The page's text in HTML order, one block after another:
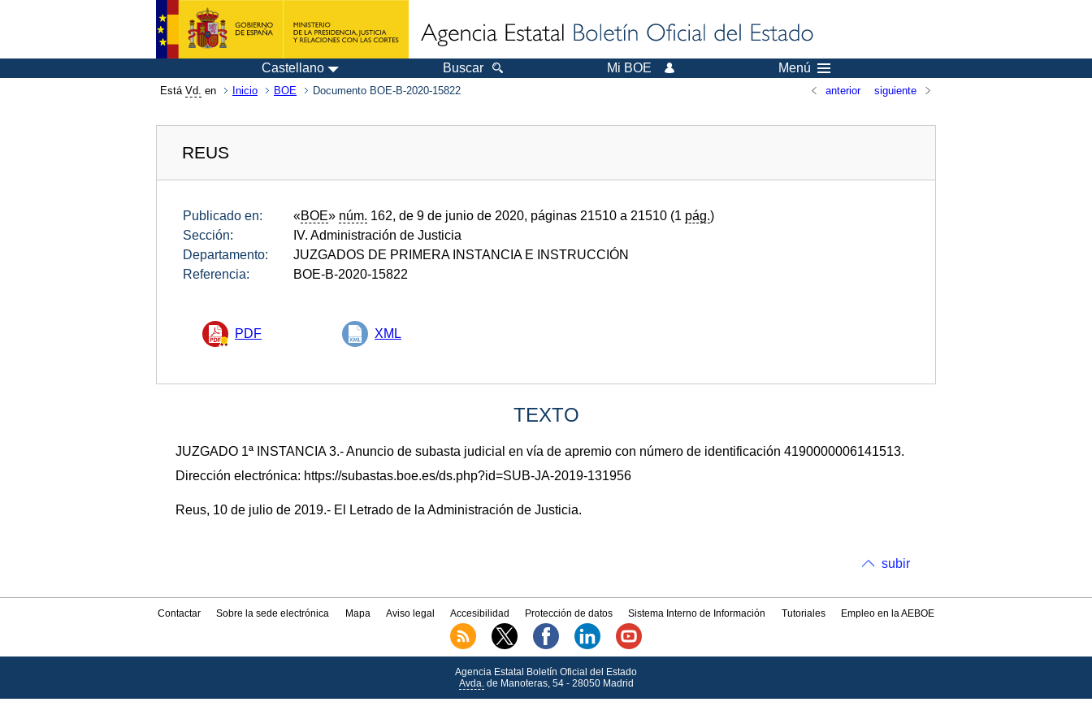
Castellano Buscar Mi BOE Menú
Está Vd. en Inicio BOE Documento BOE-B-2020-15822 anterior siguiente
REUS
Publicado en: «BOE» núm. 162, de 9 de junio de 2020, páginas 21510 a 21510 (1 pág.)
Sección:
IV. Administración de Justicia
Departamento:
JUZGADOS DE PRIMERA INSTANCIA E INSTRUCCIÓN
Referencia:
BOE-B-2020-15822
PDF XML
TEXTO
JUZGADO 1ª INSTANCIA 3.- Anuncio de subasta judicial en vía de apremio con número de identificación 4190000006141513.
Dirección electrónica: https://subastas.boe.es/ds.php?id=SUB-JA-2019-131956
Reus, 10 de julio de 2019.- El Letrado de la Administración de Justicia.
subir
Contactar Sobre la sede electrónica Mapa Aviso legal Accesibilidad Protección de datos Sistema Interno de Información Tutoriales Empleo en la AEBOE
Agencia Estatal Boletín Oficial del Estado
Avda.de Manoteras, 54 - 28050 Madrid